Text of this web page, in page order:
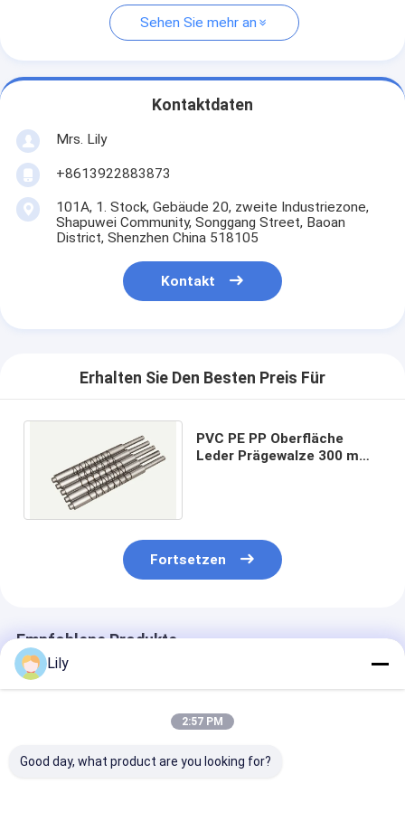
Sehen Sie mehr an
Kontaktdaten
Mrs. Lily
+8613922883873
101A, 1. Stock, Gebäude 20, zweite Industriezone,
Shapuwei Community, Songgang Street, Baoan
District, Shenzhen China 518105
Kontakt
Erhalten Sie Den Besten Preis Für
PVC PE PP Oberfläche
Leder Prägewalze 300 mm
Fortsetzen
Empfohlene Produkte
Lily
2:57 PM
Good day, what product are you looking for?